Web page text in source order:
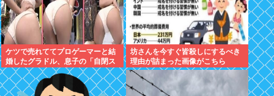
ケツで売れててプロゲーマーと結
婚したグラドル、息子の「自閉ス
ペクトラム症」診断にショックで
泣く
坊さんを今すぐ皆殺しにするべき
理由が詰まった画像がこちら